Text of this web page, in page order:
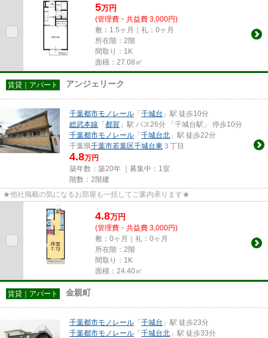
5万円
(管理費・共益費 3,000円)
敷：1.5ヶ月｜礼：0ヶ月
所在階：2階
間取り：1K
面積：27.08㎡
賃貸｜アパート アンジェリーク
千葉都市モノレール 「 千城台 」駅 徒歩10分
総武本線 「 都賀 」駅 バス26分 「千城台駅」 停歩10分
千葉都市モノレール 「 千城台北 」駅 徒歩22分
千葉県千葉市若葉区千城台東 ３丁目
4.8万円
築年数：築20年 ｜募集中： 1室
階数：2階建
★他社掲載の気になるお部屋も一括してご案内承ります★
4.8万円
(管理費・共益費 3,000円)
敷：0ヶ月｜礼：0ヶ月
所在階：2階
間取り：1K
面積：24.40㎡
賃貸｜アパート 金親町
千葉都市モノレール 「 千城台 」駅 徒歩23分
千葉都市モノレール 「 千城台北 」駅 徒歩33分